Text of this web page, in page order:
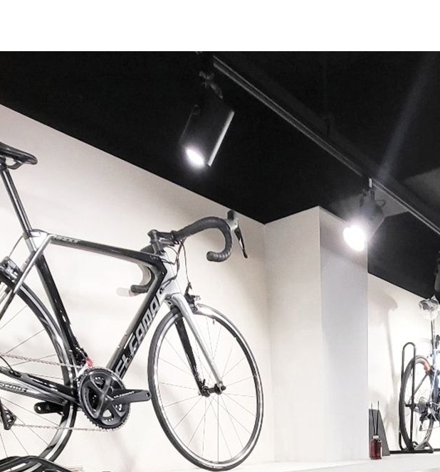
페이코 ID로 페이코 라이